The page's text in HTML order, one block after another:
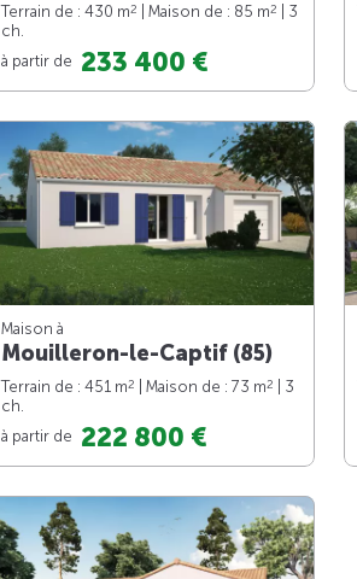
Terrain de : 430 m2 | Maison de : 85 m2
| 3
ch.
à partir de 233 400 €
Maison à
Mouilleron-le-Captif (85)
Terrain de : 451 m2 | Maison de : 73 m2
| 3
ch.
à partir de 222 800 €